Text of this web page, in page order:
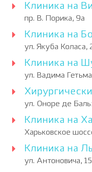
Клиника на
пр. В. Порика, 9а
Клиника на
ул. Якуба Коласа,
Клиника на
ул. Вадима
ул. Оноре де
Клиника на
Харьковское
Клиника на
ул. Антоновича,